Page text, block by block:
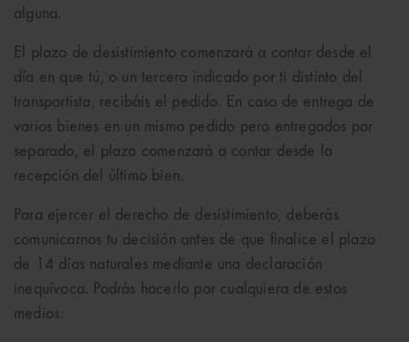
alguna.
El plazo de desistimiento comenzará a contar desde el
día en que tú, o un tercero indicado por ti distinto del
transportista, recibáis el pedido. En caso de entrega de
varios bienes en un mismo pedido pero entregados por
separado, el plazo comenzará a contar desde la
recepción del último bien.
Para ejercer el derecho de desistimiento, deberás
comunicarnos tu decisión antes de que finalice el plazo
de 14 días naturales mediante una declaración
inequívoca. Podrás hacerlo por cualquiera de estos
medios: